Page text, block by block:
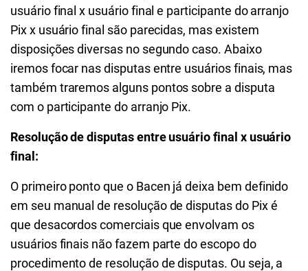
usuário final x usuário final e participante do arranjo
Pix x usuário final são parecidas, mas existem
disposições diversas no segundo caso. Abaixo
iremos focar nas disputas entre usuários finais, mas
também traremos alguns pontos sobre a disputa
com o participante do arranjo Pix.
Resolução de disputas entre usuário final x usuário
final:
O primeiro ponto que o Bacen já deixa bem definido
em seu manual de resolução de disputas do Pix é
que desacordos comerciais que envolvam os
usuários finais não fazem parte do escopo do
procedimento de resolução de disputas. Ou seja, a